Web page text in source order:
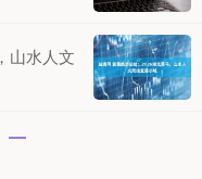
山水人文